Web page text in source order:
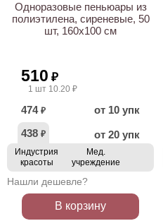
Одноразовые пеньюары из
полиэтилена, сиреневые, 50
шт, 160х100 см
510 ₽
1 шт 10.20 ₽
474 ₽
от 10 упк
438 ₽ от 20 упк
Индустрия
красоты
Мед.
учреждение
Нашли дешевле?
В корзину